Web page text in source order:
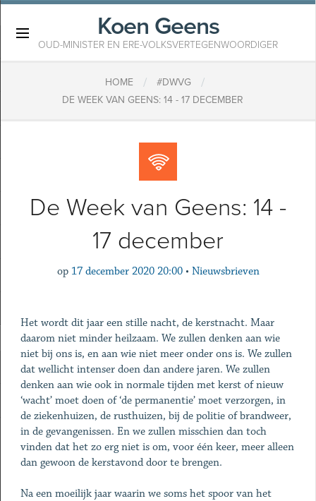
Koen Geens
OUD-MINISTER EN ERE-VOLKSVERTEGENWOORDIGER
HOME / #DWVG /
DE WEEK VAN GEENS: 14 - 17 DECEMBER
De Week van Geens: 14 -
17 december
op 17 december 2020 20:00 • Nieuwsbrieven
Het wordt dit jaar een stille nacht, de kerstnacht. Maar
daarom niet minder heilzaam. We zullen denken aan wie
niet bij ons is, en aan wie niet meer onder ons is. We zullen
dat wellicht intenser doen dan andere jaren. We zullen
denken aan wie ook in normale tijden met kerst of nieuw
‘wacht’ moet doen of ‘de permanentie’ moet verzorgen, in
de ziekenhuizen, de rusthuizen, bij de politie of brandweer,
in de gevangenissen. En we zullen misschien dan toch
vinden dat het zo erg niet is om, voor één keer, meer alleen
dan gewoon de kerstavond door te brengen.
Na een moeilijk jaar waarin we soms het spoor van het